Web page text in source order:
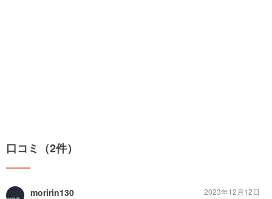
口コミ（2件）
moririn130
2023年12月12日